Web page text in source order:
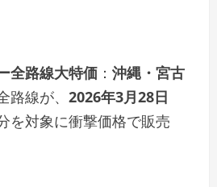
全路線大特価 ： 沖縄・宮古
路線が、 2026年3月28日
を対象に衝撃価格で販売